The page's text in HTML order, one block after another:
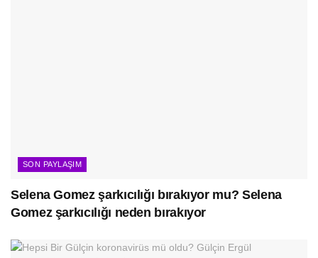
SON PAYLAŞIM
Selena Gomez şarkıcılığı bırakıyor mu? Selena
Gomez şarkıcılığı neden bırakıyor